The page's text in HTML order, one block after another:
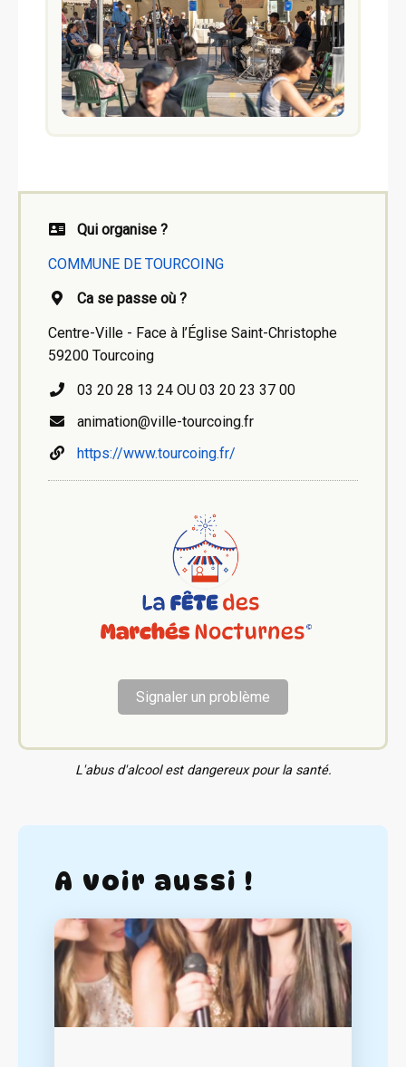
Qui organise ?
COMMUNE DE TOURCOING
Ca se passe où ?
Centre-Ville - Face à l’Église Saint-Christophe
59200 Tourcoing
03 20 28 13 24 OU 03 20 23 37 00
animation@ville-tourcoing.fr
https://www.tourcoing.fr/
Signaler un problème
L'abus d'alcool est dangereux pour la santé.
A voir aussi !